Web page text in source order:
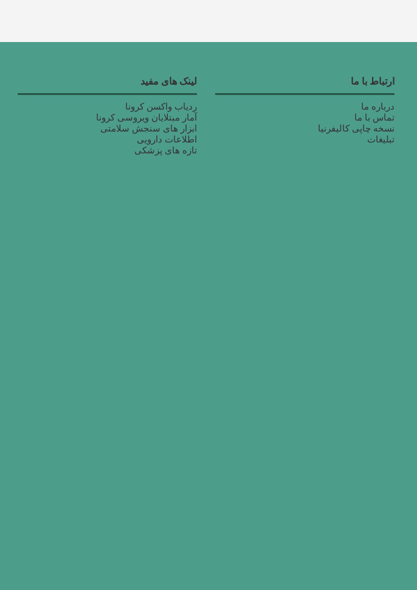
ارتباط با ما
درباره ما
تماس با ما
نسخه چاپی کالیفرنیا
تبلیغات
لینک های مفید
ردیاب واکسن کرونا
آمار مبتلایان ویروسی کرونا
ابزار های سنجش سلامتی
اطلاعات دارویی
تازه های پزشکی